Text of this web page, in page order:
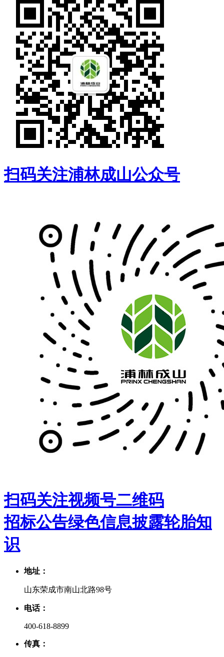
扫码关注浦林成山公众号
扫码关注视频号二维码
招标公告绿色信息披露轮胎知
识
地址：
山东荣成市南山北路98号
电话：
400-618-8899
传真：